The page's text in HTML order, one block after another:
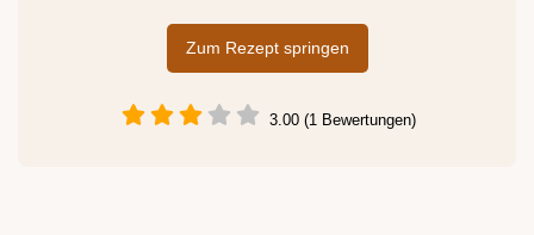
Zum Rezept springen
3.00 (1 Bewertungen)